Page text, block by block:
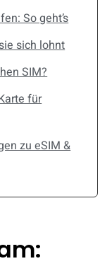
So geht’s
sich lohnt
SIM?
für
zu eSIM &